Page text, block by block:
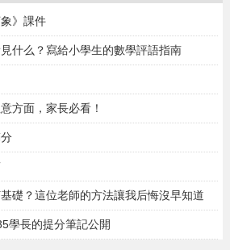
》課件
什么？寫給小學生的數學評語指南
方面，家長必看！
礎？這位老師的方法讓我后悔沒早知道
學長的提分筆記公開